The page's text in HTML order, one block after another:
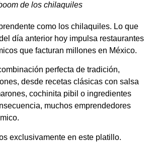
de los chilaquiles
como los chilaquiles. Lo que
día anterior hoy impulsa restaurantes
que facturan millones en México.
perfecta de tradición,
desde recetas clásicas con salsa
cochinita pibil o ingredientes
muchos emprendedores
exclusivamente en este platillo.